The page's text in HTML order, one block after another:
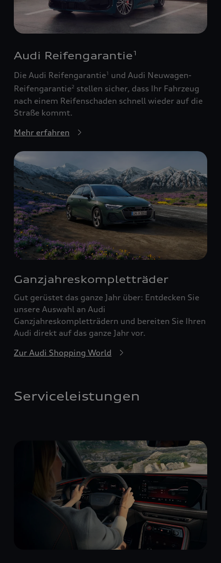
Audi Reifengarantie 1
Die Audi Reifengarantie1
und Audi Neuwagen-
Reifengarantie2 stellen sicher, dass Ihr Fahrzeug
nach einem Reifenschaden schnell wieder auf die
Straße kommt.
Mehr erfahren
Ganzjahreskompletträder
Gut gerüstet das ganze Jahr über: Entdecken Sie
unsere Auswahl an Audi
Ganzjahreskompletträdern und bereiten Sie Ihren
Audi direkt auf das ganze Jahr vor.
Zur Audi Shopping World
Serviceleistungen